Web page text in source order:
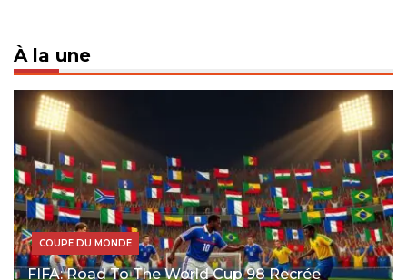
À la une
COUPE DU MONDE
FIFA: Road To The World Cup 98 Recrée